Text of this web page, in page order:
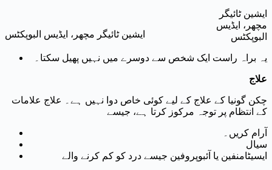
ایشین ٹائیگر مچھر، ایڈیس البوپکٹس
ایشین ٹائیگر
مچھر، ایڈیس
البوپکٹس
یہ براہ راست ایک شخص سے دوسرے میں نہیں پھیل سکتا۔
علاج
چکن گونیا کے علاج کے لیے کوئی خاص دوا نہیں ہے۔ علاج علامات
کے انتظام پر توجہ مرکوز کرتا ہے، جیسے
آرام کریں۔
سیال
ایسیٹامنفین یا آئبوپروفین جیسے درد کو کم کرنے والے